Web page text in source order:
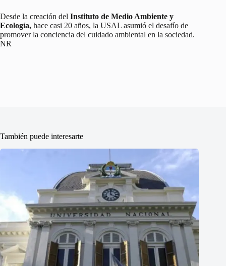
Desde la creación del Instituto de Medio Ambiente y
Ecología, hace casi 20 años, la USAL asumió el desafío de
promover la conciencia del cuidado ambiental en la sociedad.
NR
También puede interesarte